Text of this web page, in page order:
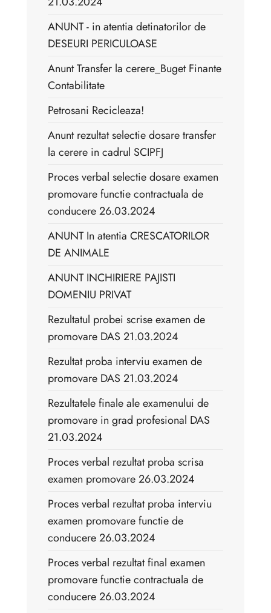
ANUNT - in atentia detinatorilor de
DESEURI PERICULOASE
Anunt Transfer la cerere_Buget Finante
Contabilitate
Petrosani Recicleaza!
Anunt rezultat selectie dosare transfer
la cerere in cadrul SCIPFJ
Proces verbal selectie dosare examen
promovare functie contractuala de
conducere 26.03.2024
ANUNT In atentia CRESCATORILOR
DE ANIMALE
ANUNT INCHIRIERE PAJISTI
DOMENIU PRIVAT
Rezultatul probei scrise examen de
promovare DAS 21.03.2024
Rezultat proba interviu examen de
promovare DAS 21.03.2024
Rezultatele finale ale examenului de
promovare in grad profesional DAS
21.03.2024
Proces verbal rezultat proba scrisa
examen promovare 26.03.2024
Proces verbal rezultat proba interviu
examen promovare functie de
conducere 26.03.2024
Proces verbal rezultat final examen
promovare functie contractuala de
conducere 26.03.2024